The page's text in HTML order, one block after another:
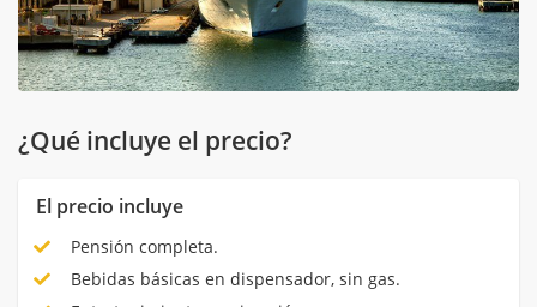
¿Qué incluye el precio?
El precio incluye
Pensión completa.
Bebidas básicas en dispensador, sin gas.